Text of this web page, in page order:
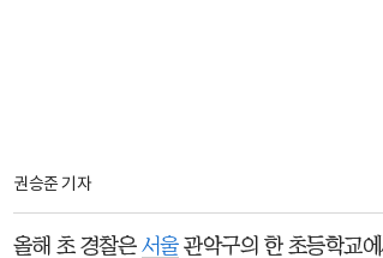
권승준 기자
올해 초 경찰은 서울관악구의 한 초등학교